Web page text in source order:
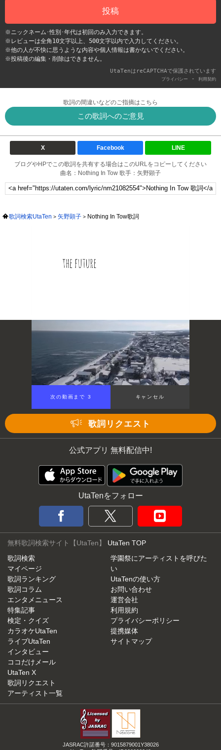
投稿
※ニックネーム･性別･年代は初回のみ入力できます。
※レビューは全角10文字以上、500文字以内で入力してください。
※他の人が不快に思うような内容や個人情報は書かないでください。
※投稿後の編集・削除はできません。
UtaTenはreCAPTCHAで保護されています
プライバシー - 利用契約
歌詞の間違いなどのご指摘はこちら
この歌詞へのご意見
X Facebook LINE
ブログやHPでこの歌詞を共有する場合はこのURLをコピーしてください
曲名：Nothing In Tow 歌手：矢野顕子
歌詞検索UtaTen 矢野顕子 Nothing In Tow歌詞
次の動画まで 3 キャンセル
歌詞リクエスト
公式アプリ 無料配信中!
UtaTenをフォロー
無料歌詞検索サイト【UtaTen】 UtaTen TOP
歌詞検索
マイページ
歌詞ランキング
歌詞コラム
エンタメニュース
特集記事
検定・クイズ
カラオケUtaTen
ライブUtaTen
インタビュー
ココだけメール
UtaTen X
歌詞リクエスト
アーティスト一覧
学園祭にアーティストを呼びた
い
UtaTenの使い方
お問い合わせ
運営会社
利用規約
プライバシーポリシー
提携媒体
サイトマップ
JASRAC許諾番号：9015879001Y38026